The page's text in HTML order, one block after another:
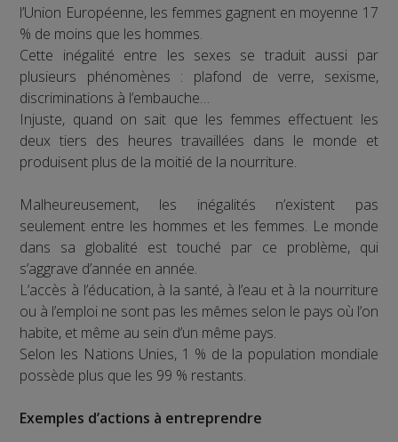
l’Union Européenne, les femmes gagnent en moyenne 17
% de moins que les hommes.
Cette inégalité entre les sexes se traduit aussi par
plusieurs phénomènes : plafond de verre, sexisme,
discriminations à l’embauche…
Injuste, quand on sait que les femmes effectuent les
deux tiers des heures travaillées dans le monde et
produisent plus de la moitié de la nourriture.
Malheureusement, les inégalités n’existent pas
seulement entre les hommes et les femmes. Le monde
dans sa globalité est touché par ce problème, qui
s’aggrave d’année en année.
L’accès à l’éducation, à la santé, à l’eau et à la nourriture
ou à l’emploi ne sont pas les mêmes selon le pays où l’on
habite, et même au sein d’un même pays.
Selon les Nations Unies, 1 % de la population mondiale
possède plus que les 99 % restants.
Exemples d’actions à entreprendre